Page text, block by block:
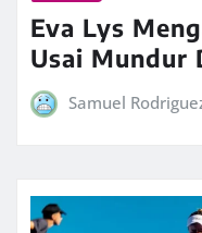
Eva Lys
Usai Mundur
Samuel